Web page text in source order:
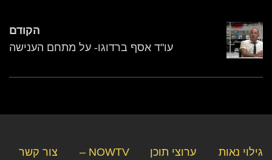
הקודם
עו"ד אסף ברדוגו- על מתחם הענישה
צור קשר
NOWTV –
ערוצי תוכן גילוי נאות